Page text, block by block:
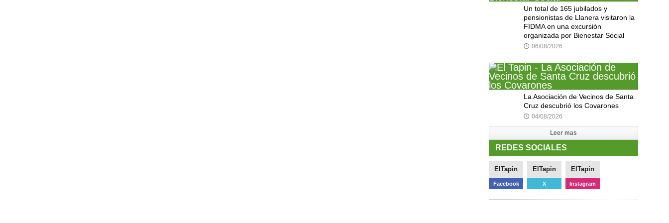
Un total de 165 jubilados y
pensionistas de Llanera visitaron la
FIDMA en una excursión
organizada por Bienestar Social
🕔 06/08/2026
La Asociación de Vecinos de Santa
Cruz descubrió los Covarones
🕔 04/08/2026
Leer mas
REDES SOCIALES
ElTapin
Facebook
ElTapin
X
ElTapin
Instagram